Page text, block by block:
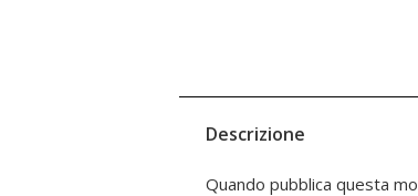
Descrizione
Quando pubblica questa
la tecnica registica di